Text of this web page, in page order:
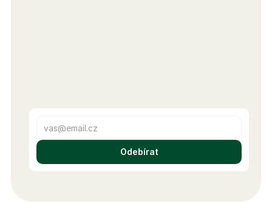
Odebírat